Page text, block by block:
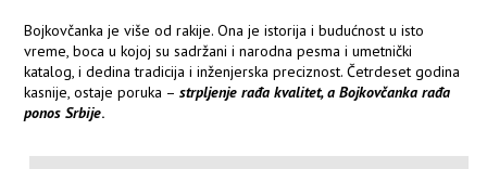
Bojkovčanka je više od rakije. Ona je istorija i budućnost u isto
vreme, boca u kojoj su sadržani i narodna pesma i umetnički
katalog, i dedina tradicija i inženjerska preciznost. Četrdeset godina
kasnije, ostaje poruka –strpljenje rađa kvalitet, a Bojkovčanka rađa
ponos Srbije.